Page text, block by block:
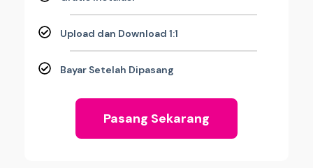
Upload dan Download 1:1
Bayar Setelah Dipasang
Pasang Sekarang